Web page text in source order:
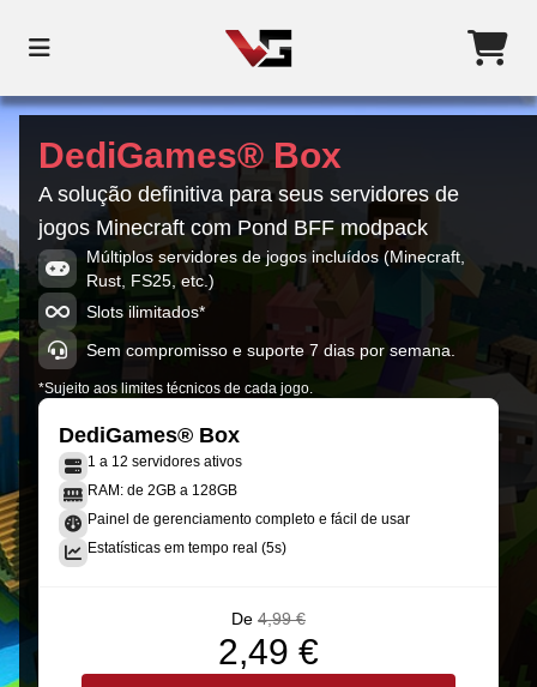
DediGames® Box
A solução definitiva para seus servidores de
jogos Minecraft com Pond BFF modpack
Múltiplos servidores de jogos incluídos (Minecraft,
Rust, FS25, etc.)
Slots ilimitados*
Sem compromisso e suporte 7 dias por semana.
*Sujeito aos limites técnicos de cada jogo.
DediGames® Box
1 a 12 servidores ativos
RAM: de 2GB a 128GB
Painel de gerenciamento completo e fácil de usar
Estatísticas em tempo real (5s)
De 4,99 €
2,49 €